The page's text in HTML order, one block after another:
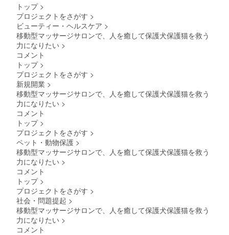
ルシェ
施術さ
は、 対
応不可
スポン
サー期
ホーム
ページ
ツの着
用も
て頂き
ます。
CM風ス
ポン
は、ぽ
こ
バー進
行中な
トップ >
プロジェクトをさがす >
ビューティー・ヘルスケア >
移動型マッサージサロンで、人を癒して保護犬保護猫を救う
力になりたい >
コメント
トップ >
プロジェクトをさがす >
新規開業 >
移動型マッサージサロンで、人を癒して保護犬保護猫を救う
力になりたい >
コメント
トップ >
プロジェクトをさがす >
ペット・動物保護 >
移動型マッサージサロンで、人を癒して保護犬保護猫を救う
力になりたい >
コメント
トップ >
プロジェクトをさがす >
社会・問題提起 >
移動型マッサージサロンで、人を癒して保護犬保護猫を救う
力になりたい >
コメント